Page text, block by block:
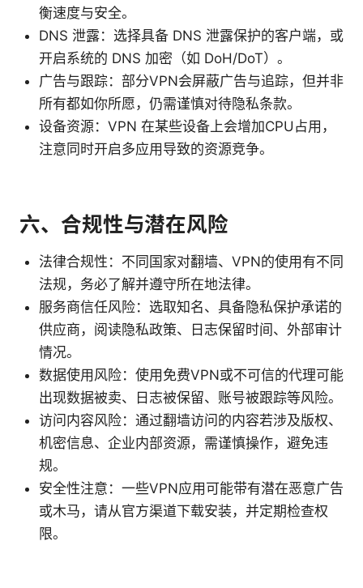
衡速度与安全。
DNS 泄露：选择具备 DNS 泄露保护的客户端，或
开启系统的 DNS 加密（如 DoH/DoT）。
广告与跟踪：部分VPN会屏蔽广告与追踪，但并非
所有都如你所愿，仍需谨慎对待隐私条款。
设备资源：VPN 在某些设备上会增加CPU占用，
注意同时开启多应用导致的资源竞争。
六、合规性与潜在风险
法律合规性：不同国家对翻墙、VPN的使用有不同
法规，务必了解并遵守所在地法律。
服务商信任风险：选取知名、具备隐私保护承诺的
供应商，阅读隐私政策、日志保留时间、外部审计
情况。
数据使用风险：使用免费VPN或不可信的代理可能
出现数据被卖、日志被保留、账号被跟踪等风险。
访问内容风险：通过翻墙访问的内容若涉及版权、
机密信息、企业内部资源，需谨慎操作，避免违
规。
安全性注意：一些VPN应用可能带有潜在恶意广告
或木马，请从官方渠道下载安装，并定期检查权
限。